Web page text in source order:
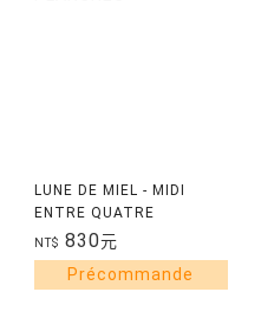
LUNE DE MIEL - MIDI
ENTRE QUATRE
PLANCHES
NT$ 830元